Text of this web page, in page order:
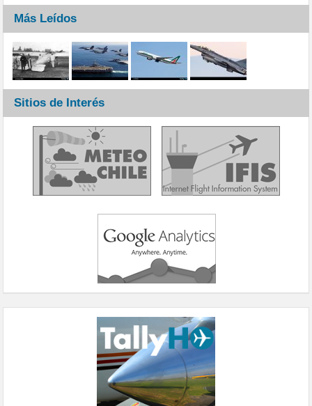
Más Leídos
Sitios de Interés